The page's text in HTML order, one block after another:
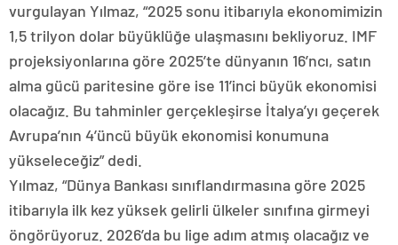
vurgulayan Yılmaz, “2025 sonu itibarıyla ekonomimizin
1,5 trilyon dolar büyüklüğe ulaşmasını bekliyoruz. IMF
projeksiyonlarına göre 2025’te dünyanın 16’ncı, satın
alma gücü paritesine göre ise 11’inci büyük ekonomisi
olacağız. Bu tahminler gerçekleşirse İtalya’yı geçerek
Avrupa’nın 4’üncü büyük ekonomisi konumuna
yükseleceğiz” dedi.
Yılmaz, “Dünya Bankası sınıflandırmasına göre 2025
itibarıyla ilk kez yüksek gelirli ülkeler sınıfına girmeyi
öngörüyoruz. 2026’da bu lige adım atmış olacağız ve